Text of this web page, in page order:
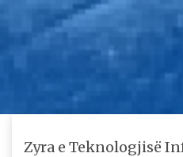
Zyra e Teknologjisë